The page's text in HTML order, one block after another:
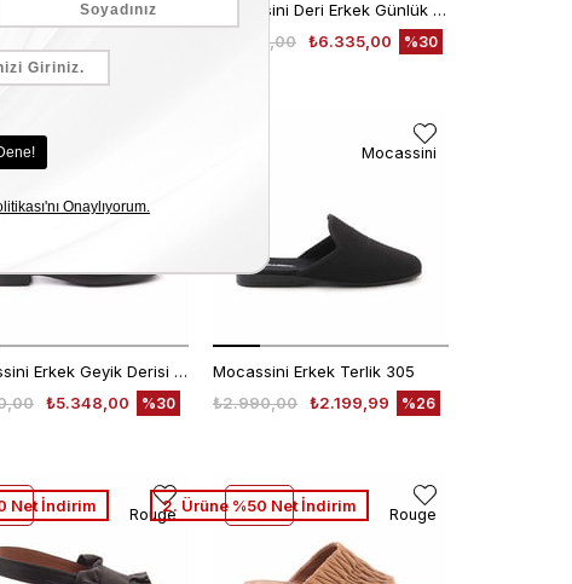
Mocassini Deri Erkek Günlük Ayakkabı D7209
₺6.335,00
₺9.050,00 %30
Mocassini Erkek Geyik Derisi Eva Taban Kahverengi Günlük Ayakkabı
₺5.348,00
%30
Net İndirim
Mocassini Erkek Terlik 305
₺2.199,99
₺2.990,00 %26
Mocassini
Net İndirim Rouge2. Ürüne %50 Net İndirim Rouge